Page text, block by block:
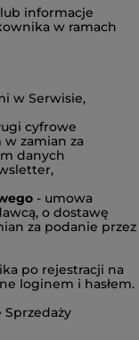
informacje
w ramach
w Serwisie,
cyfrowe
zamian za
danych
- umowa
o dostawę
za podanie przez
po rejestracji na
loginem i hasłem.